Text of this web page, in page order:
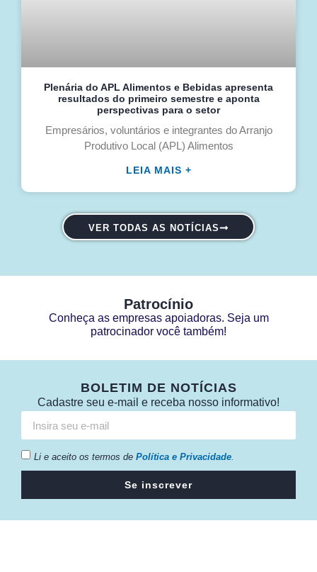
Plenária do APL Alimentos e Bebidas apresenta
resultados do primeiro semestre e aponta
perspectivas para o setor
Empresários, voluntários e integrantes do Arranjo
Produtivo Local (APL) Alimentos
LEIA MAIS +
VER TODAS AS NOTÍCIAS
Patrocínio
Conheça as empresas apoiadoras. Seja um
patrocinador você também!
BOLETIM DE NOTÍCIAS
Cadastre seu e-mail e receba nosso informativo!
Li e aceito os termos de Política e Privacidade
Se inscrever